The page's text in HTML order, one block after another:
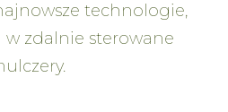
technologie,
zdalnie sterowane